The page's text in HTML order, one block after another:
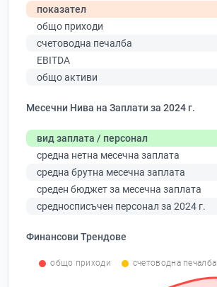
показател
общо приходи
счетоводна печалба
EBITDA
общо активи
Месечни Нива на Заплати за 2024 г.
вид заплата / персонал
средна нетна месечна заплата
средна брутна месечна заплата
среден бюджет за месечна заплата
средносписъчен персонал за 2024 г.
Финансови Трендове
общо приходи счетоводна печалба